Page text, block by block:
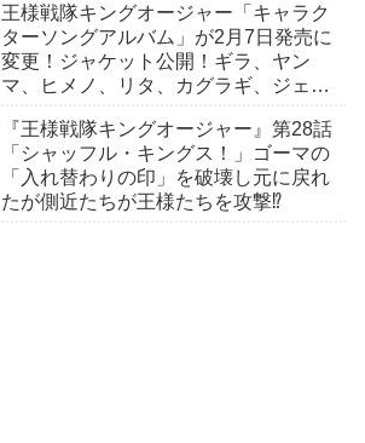
活…！
王様戦隊キングオージャー「キャラク
ターソングアルバム」が2月7日発売に
変更！ジャケット公開！ギラ、ヤン
マ、ヒメノ、リタ、カグラギ、ジェラ
『王様戦隊キングオージャー』第28話
「シャッフル・キングス！」ゴーマの
「入れ替わりの印」を破壊し元に戻れ
たが側近たちが王様たちを攻撃⁉